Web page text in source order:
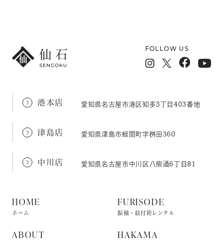
FOLLOW US
港本店 愛知県名古屋市港区知多3丁目403番地
津島店 愛知県津島市蛭間町字桝田360
中川店 愛知県名古屋市中川区八熊通6丁目81
HOME
ホーム
ABOUT
FURISODE
振袖・紋付袴レンタル
HAKAMA